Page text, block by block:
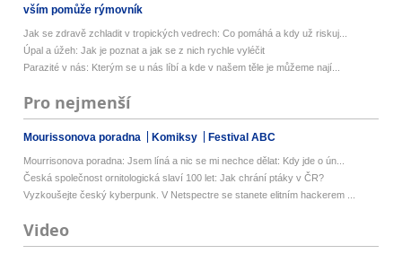
vším pomůže rýmovník
Jak se zdravě zchladit v tropických vedrech: Co pomáhá a kdy už riskuj...
Úpal a úžeh: Jak je poznat a jak se z nich rychle vyléčit
Parazité v nás: Kterým se u nás líbí a kde v našem těle je můžeme nají...
Pro nejmenší
Mourissonova poradna Komiksy Festival ABC
Mourrisonova poradna: Jsem líná a nic se mi nechce dělat: Kdy jde o ún...
Česká společnost ornitologická slaví 100 let: Jak chrání ptáky v ČR?
Vyzkoušejte český kyberpunk. V Netspectre se stanete elitním hackerem ...
Video